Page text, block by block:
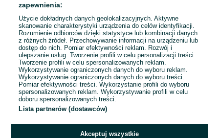
E-mail
Hasło
zapewnienia:
Użycie dokładnych danych geolokalizacyjnych. Aktywne
skanowanie charakterystyki urządzenia do celów identyfikacji.
Rozumienie odbiorców dzięki statystyce lub kombinacji danych
z różnych źródeł. Przechowywanie informacji na urządzeniu lub
dostęp do nich. Pomiar efektywności reklam. Rozwój i
ulepszanie usług. Tworzenie profili w celu personalizacji treści.
Tworzenie profili w celu spersonalizowanych reklam.
Wykorzystywanie ograniczonych danych do wyboru reklam.
Wykorzystywanie ograniczonych danych do wyboru treści.
Pomiar efektywności treści. Wykorzystanie profili do wyboru
spersonalizowanych reklam. Wykorzystywanie profili w celu
doboru spersonalizowanych treści.
Lista partnerów (dostawców)
Akceptuj wszystkie